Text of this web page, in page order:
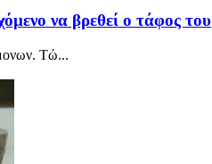
να βρεθεί ο τάφος του
Τώ...